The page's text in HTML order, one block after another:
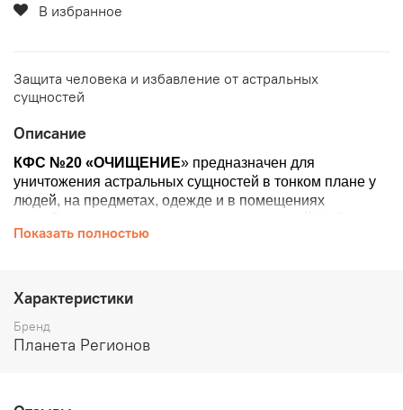
В избранное
Защита человека и избавление от астральных
сущностей
Описание
КФС №20 «ОЧИЩЕНИЕ» предназначен для
уничтожения астральных сущностей в тонком плане у
людей, на предметах, оде­жде и в помещениях
усилен космоэнерге­тическими каналами
Каналы солнечного спектра:
Способствуют восстановлению жизненной силы и
Показать полностью
Характеристики
Бренд
Планета Регионов